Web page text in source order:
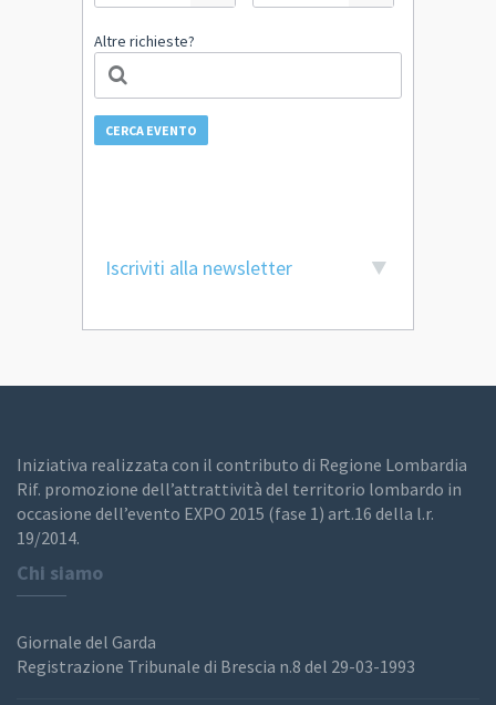
Altre richieste?
CERCA EVENTO
Iscriviti alla newsletter
Iniziativa realizzata con il contributo di Regione Lombardia
Rif. promozione dell’attrattività del territorio lombardo in
occasione dell’evento EXPO 2015 (fase 1) art.16 della l.r.
19/2014.
Chi siamo
Giornale del Garda
Registrazione Tribunale di Brescia n.8 del 29-03-1993